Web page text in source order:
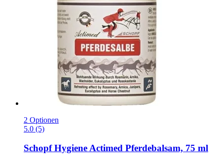
2 Optionen
5.0 (5)
Schopf Hygiene Actimed Pferdebalsam, 75 ml